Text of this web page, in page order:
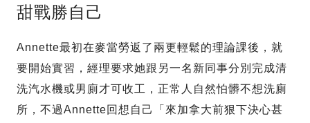
甜戰勝自己
Annette最初在麥當勞返了兩更輕鬆的理論課後，就
要開始實習，經理要求她跟另一名新同事分別完成清
洗汽水機或男廁才可收工，正常人自然怕髒不想洗廁
所，不過Annette回想自己「來加拿大前狠下決心甚